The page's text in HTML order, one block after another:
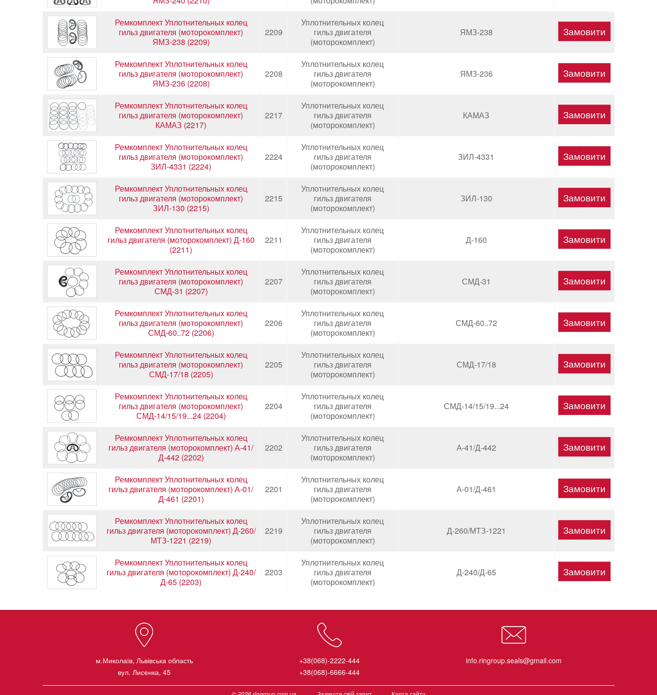
Ремкомплект Уплотнительных колец
гильз двигателя (моторокомплект)
ЯМЗ-238 (2209)
2209
Уплотнительных колец
гильз двигателя
(моторокомплект)
ЯМЗ-238
Ремкомплект Уплотнительных колец
гильз двигателя (моторокомплект)
ЯМЗ-236 (2208)
2208
Уплотнительных колец
гильз двигателя
(моторокомплект)
ЯМЗ-236
Ремкомплект Уплотнительных колец
гильз двигателя (моторокомплект)
КАМАЗ (2217)
2217
Уплотнительных колец
гильз двигателя
(моторокомплект)
КАМАЗ
Ремкомплект Уплотнительных колец
гильз двигателя (моторокомплект)
ЗИЛ-4331 (2224)
2224
Уплотнительных колец
гильз двигателя
(моторокомплект)
ЗИЛ-4331
Ремкомплект Уплотнительных колец
гильз двигателя (моторокомплект)
ЗИЛ-130 (2215)
2215
Уплотнительных колец
гильз двигателя
(моторокомплект)
ЗИЛ-130
Ремкомплект Уплотнительных колец
гильз двигателя (моторокомплект) Д-160
(2211)
2211
Уплотнительных колец
гильз двигателя
(моторокомплект)
Д-160
Ремкомплект Уплотнительных колец
гильз двигателя (моторокомплект)
СМД-31 (2207)
2207
Уплотнительных колец
гильз двигателя
(моторокомплект)
СМД-31
Ремкомплект Уплотнительных колец
гильз двигателя (моторокомплект)
СМД-60..72 (2206)
2206
Уплотнительных колец
гильз двигателя
(моторокомплект)
СМД-60..72
Ремкомплект Уплотнительных колец
гильз двигателя (моторокомплект)
СМД-17/18 (2205)
2205
Уплотнительных колец
гильз двигателя
(моторокомплект)
СМД-17/18
Ремкомплект Уплотнительных колец
гильз двигателя (моторокомплект)
СМД-14/15/19...24 (2204)
2204
Уплотнительных колец
гильз двигателя
(моторокомплект)
СМД-14/15/19...24
Ремкомплект Уплотнительных колец
гильз двигателя (моторокомплект) А-41/
Д-442 (2202)
2202
Уплотнительных колец
гильз двигателя
(моторокомплект)
А-41/Д-442
Ремкомплект Уплотнительных колец
гильз двигателя (моторокомплект) А-01/
Д-461 (2201)
2201
Уплотнительных колец
гильз двигателя
(моторокомплект)
А-01/Д-461
Ремкомплект Уплотнительных колец
гильз двигателя (моторокомплект) Д-260/
МТЗ-1221 (2219)
2219
Уплотнительных колец
гильз двигателя
(моторокомплект)
Д-260/МТЗ-1221
Ремкомплект Уплотнительных колец
гильз двигателя (моторокомплект) Д-240/
Д-65 (2203)
2203
Уплотнительных колец
гильз двигателя
(моторокомплект)
Д-240/Д-65
м.Миколаїв, Львівська область
вул. Лисенка, 45
+38(068)-2222-444
+38(068)-6666-444
info.ringroup.seals@gmail.com